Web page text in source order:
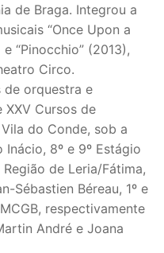
de Braga. Integrou a
“Once Upon a
e “Pinocchio” (2013),
Circo.
de orquestra e
XXV Cursos de
do Conde, sob a
8º e 9º Estágio
de Leria/Fátima,
Sébastien Béreau, 1º e
respectivamente
André e Joana